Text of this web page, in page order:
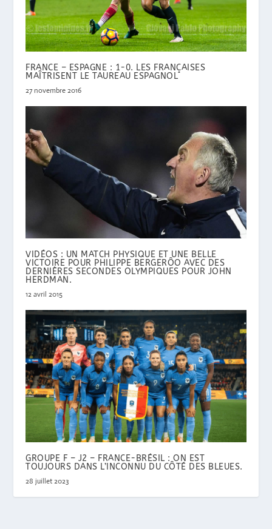
FRANCE – ESPAGNE : 1-0. LES FRANÇAISES
MAÎTRISENT LE TAUREAU ESPAGNOL
27 novembre 2016
VIDÉOS : UN MATCH PHYSIQUE ET UNE BELLE
VICTOIRE POUR PHILIPPE BERGERÔO AVEC DES
DERNIÈRES SECONDES OLYMPIQUES POUR JOHN
HERDMAN.
12 avril 2015
GROUPE F – J2 – FRANCE-BRÉSIL : ON EST
TOUJOURS DANS L’INCONNU DU CÔTÉ DES BLEUES.
28 juillet 2023